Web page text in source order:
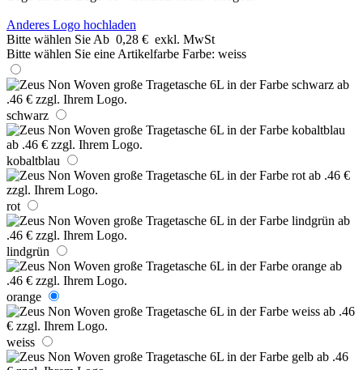
Anderes Logo hochladen
Bitte wählen Sie Ab 0,28 € exkl. MwSt
Bitte wählen Sie eine Artikelfarbe Farbe: weiss
schwarz
kobaltblau
rot
lindgrün
orange
weiss